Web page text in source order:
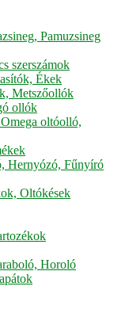
Pamuzsineg
szerszámok
Ékek
Metszőollók
ollók
oltóolló,
Hernyózó, Fűnyíró
Oltókések
Horoló